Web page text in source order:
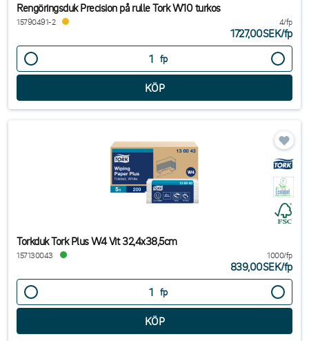
Rengöringsduk Precision på rulle Tork W10 turkos
15790491-2 4/fp
1727,00SEK/fp
fp
Torkduk Tork Plus W4 Vit 32,4x38,5cm
157130043 1000/fp
839,00SEK/fp
fp